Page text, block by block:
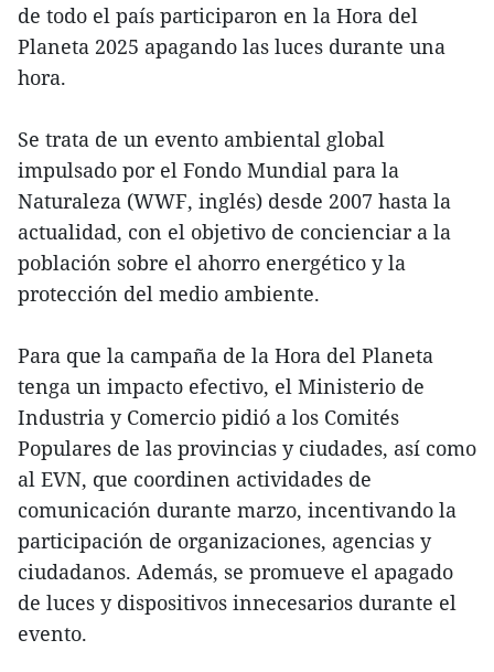
de todo el país participaron en la Hora del
Planeta 2025 apagando las luces durante una
hora.
Se trata de un evento ambiental global
impulsado por el Fondo Mundial para la
Naturaleza (WWF, inglés) desde 2007 hasta la
actualidad, con el objetivo de concienciar a la
población sobre el ahorro energético y la
protección del medio ambiente.
Para que la campaña de la Hora del Planeta
tenga un impacto efectivo, el Ministerio de
Industria y Comercio pidió a los Comités
Populares de las provincias y ciudades, así como
al EVN, que coordinen actividades de
comunicación durante marzo, incentivando la
participación de organizaciones, agencias y
ciudadanos. Además, se promueve el apagado
de luces y dispositivos innecesarios durante el
evento.